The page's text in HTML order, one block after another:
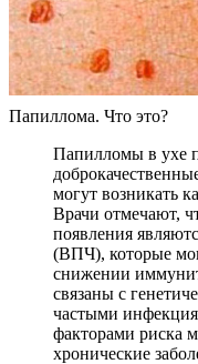
Папиллома. Что это?
Папилломы в ухе
могут возникать
Врачи отмечают,
появления
(ВПЧ), которые
снижении
связаны с
частыми
факторами риска
хронические